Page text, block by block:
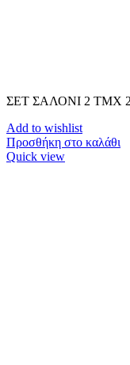
ΣΕΤ ΣΑΛΟΝΙ 2 TMX
Add to wishlist
Προσθήκη στο καλάθι
Quick view